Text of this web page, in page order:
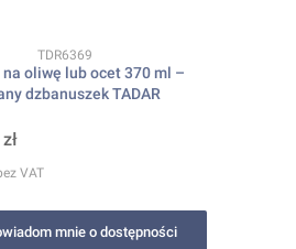
Kod produktu
TDR6369
oliwę lub ocet 370 ml –
dzbanuszek TADAR
VAT
mnie o dostępności